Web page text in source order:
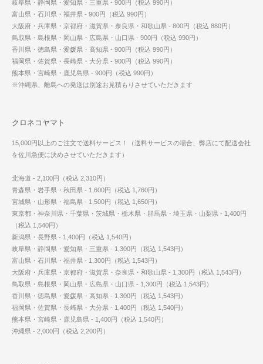
岐阜県・静岡県・愛知県・三重県 - 900円（税込 990円）
富山県・石川県・福井県 - 900円（税込 990円）
大阪府・兵庫県・京都府・滋賀県・奈良県・和歌山県 - 800円（税込 880円）
鳥取県・島根県・岡山県・広島県・山口県 - 900円（税込 990円）
香川県・徳島県・愛媛県・高知県 - 900円（税込 990円）
福岡県・佐賀県・長崎県・大分県 - 900円（税込 990円）
熊本県・宮崎県・鹿児島県 - 900円（税込 990円）
※沖縄県、離島への発送は別途お見積もりさせていただきます
クロネコヤマト
15,000円以上のご注文で送料サービス！（送料サービスの場合、弊店にて配送会社
を佐川急便に決めさせていただきます）
北海道 - 2,100円（税込 2,310円）
青森県・岩手県・秋田県 - 1,600円（税込 1,760円）
宮城県・山形県・福島県 - 1,500円（税込 1,650円）
東京都・神奈川県・千葉県・茨城県・栃木県・群馬県・埼玉県・山梨県 - 1,400円
（税込 1,540円）
新潟県・長野県 - 1,400円（税込 1,540円）
岐阜県・静岡県・愛知県・三重県 - 1,300円（税込 1,543円）
富山県・石川県・福井県 - 1,300円（税込 1,543円）
大阪府・兵庫県・京都府・滋賀県・奈良県・和歌山県 - 1,300円（税込 1,543円）
鳥取県・島根県・岡山県・広島県・山口県 - 1,300円（税込 1,543円）
香川県・徳島県・愛媛県・高知県 - 1,300円（税込 1,543円）
福岡県・佐賀県・長崎県・大分県 - 1,400円（税込 1,540円）
熊本県・宮崎県・鹿児島県 - 1,400円（税込 1,540円）
沖縄県 - 2,000円（税込 2,200円）